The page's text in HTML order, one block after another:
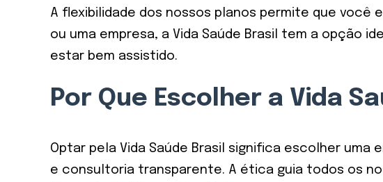
A flexibilidade dos nossos planos permite que você
ou uma empresa, a Vida Saúde Brasil tem a opção
estar bem assistido.
Por Que Escolher a Vida
Optar pela Vida Saúde Brasil significa escolher
e consultoria transparente. A ética guia todos os